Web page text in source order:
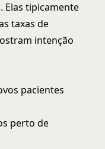
Elas tipicamente
taxas de
intenção
pacientes
perto de